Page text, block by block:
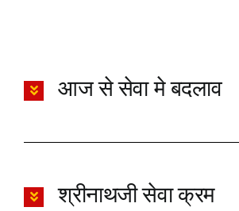
आज से सेवा मे बदलाव
श्रीनाथजी सेवा क्रम